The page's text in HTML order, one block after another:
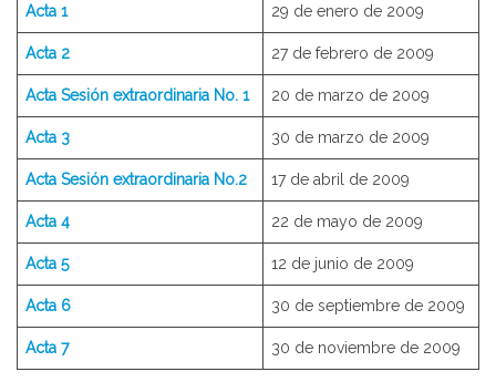
Acta 1 29 de enero de 2009
Acta 2 27 de febrero de 2009
Acta Sesión extraordinaria No. 1 20 de marzo de 2009
Acta 3 30 de marzo de 2009
Acta Sesión extraordinaria No.2 17 de abril de 2009
Acta 4 22 de mayo de 2009
Acta 5 12 de junio de 2009
Acta 6 30 de septiembre de 2009
Acta 7 30 de noviembre de 2009